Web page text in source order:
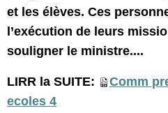
et les élèves. Ces
l’exécution de leurs
souligner le ministre....
LIRR la SUITE:
Comm
ecoles 4